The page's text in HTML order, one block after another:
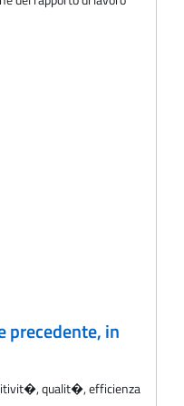
precedente, in
qualit�, efficienza